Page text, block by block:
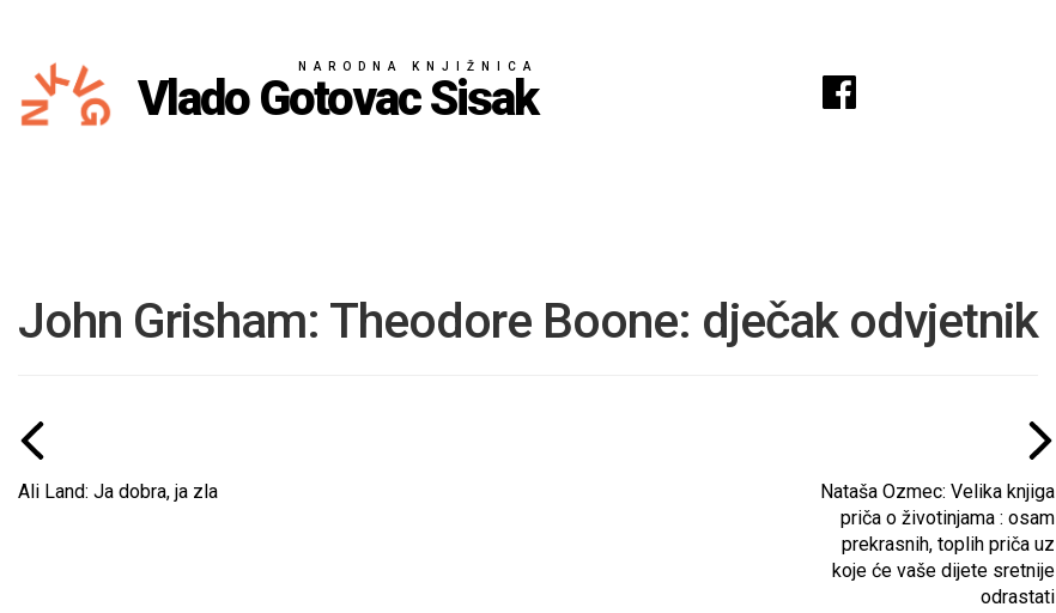
NARODNA KNJIŽNICA
Vlado Gotovac Sisak
John Grisham: Theodore Boone: dječak odvjetnik
Ali Land: Ja dobra, ja zla
Nataša Ozmec: Velika knjiga
priča o životinjama : osam
prekrasnih, toplih priča uz
koje će vaše dijete sretnije
odrastati